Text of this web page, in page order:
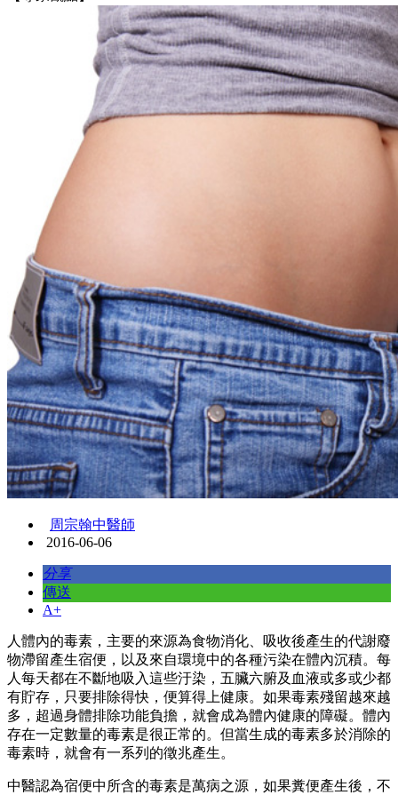
周宗翰中醫師
2016-06-06
分享
傳送
A+
人體內的毒素，主要的來源為食物消化、吸收後產生的代謝廢
物滯留產生宿便，以及來自環境中的各種污染在體內沉積。每
人每天都在不斷地吸入這些汙染，五臟六腑及血液或多或少都
有貯存，只要排除得快，便算得上健康。如果毒素殘留越來越
多，超過身體排除功能負擔，就會成為體內健康的障礙。體內
存在一定數量的毒素是很正常的。但當生成的毒素多於消除的
毒素時，就會有一系列的徵兆產生。
中醫認為宿便中所含的毒素是萬病之源，如果糞便產生後，不